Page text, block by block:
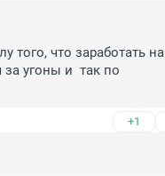
того, что заработать на
угоны и  так по
+1